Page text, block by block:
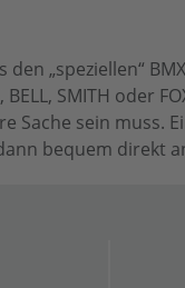
„speziellen“
SMITH oder
Sache sein muss.
bequem direkt